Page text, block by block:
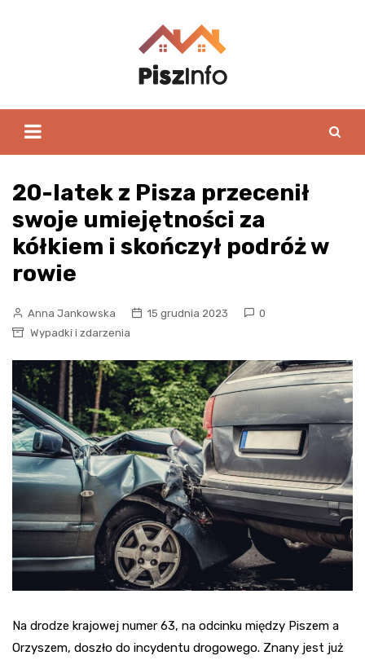
20-latek z Pisza przecenił
swoje umiejętności za
kółkiem i skończył podróż w
rowie
Anna Jankowska 15 grudnia 2023
0
Wypadki i zdarzenia
Na drodze krajowej numer 63, na odcinku między Piszem a
Orzyszem, doszło do incydentu drogowego. Znany jest już